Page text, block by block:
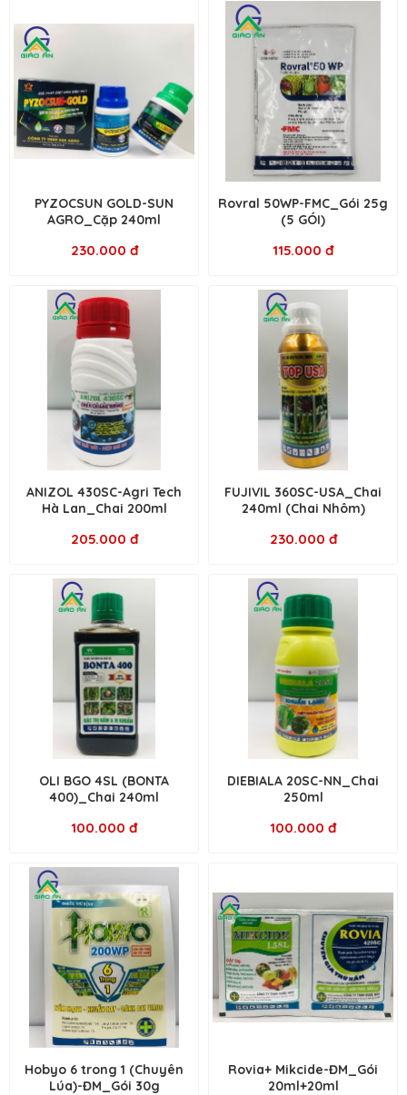
PYZOCSUN GOLD-SUN
AGRO_Cặp 240ml
230.000 đ
Rovral 50WP-FMC_Gói 25g
(5 GÓI)
115.000 đ
ANIZOL 430SC-Agri Tech
Hà Lan_Chai 200ml
205.000 đ
FUJIVIL 360SC-USA_Chai
240ml (Chai Nhôm)
230.000 đ
OLI BGO 4SL (BONTA
400)_Chai 240ml
100.000 đ
DIEBIALA 20SC-NN_Chai
250ml
100.000 đ
Hobyo 6 trong 1 (Chuyên
Lúa)-ĐM_Gói 30g
Rovia+ Mikcide-ĐM_Gói
20ml+20ml